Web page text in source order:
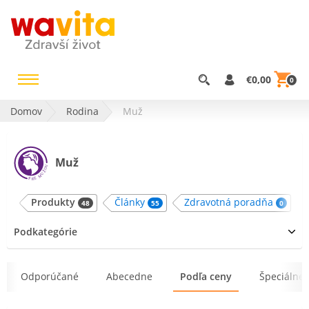
€0,00 0
Domov Rodina Muž
Muž
Produkty 48 Články 55 Zdravotná poradňa 0
Podkategórie
Odporúčané Abecedne Podľa ceny Špeciálne